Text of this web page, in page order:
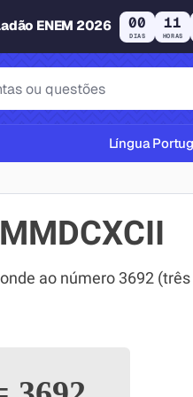
ENEM 2026 00
DIAS
11
HORAS
ABNT
Língua
ao número 3692